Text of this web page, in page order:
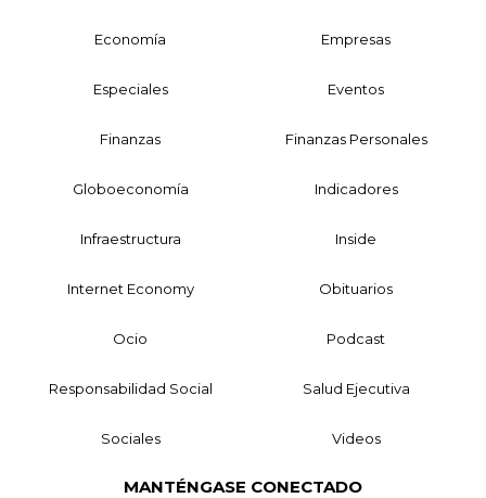
Economía Empresas
Especiales Eventos
Finanzas Finanzas Personales
Globoeconomía Indicadores
Infraestructura Inside
Internet Economy Obituarios
Ocio Podcast
Responsabilidad Social Salud Ejecutiva
Sociales Videos
MANTÉNGASE CONECTADO